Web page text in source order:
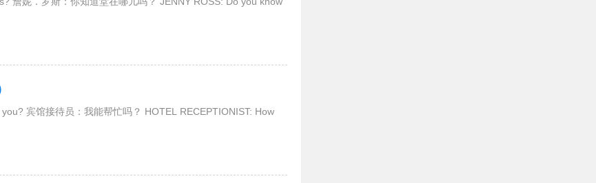
宾馆接待员：我能帮忙吗？ HOTEL RECEPTIONIST: How